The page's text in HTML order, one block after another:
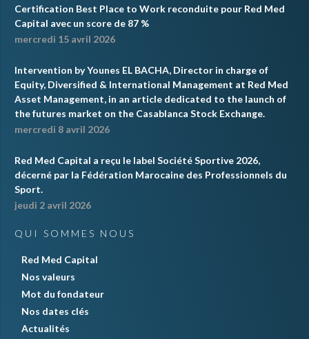
Certification Best Place to Work reconduite pour Red Med
Capital avec un score de 87 %
mercredi 15 avril 2026
Intervention by Younes EL BACHA, Director in charge of
Equity, Diversified & International Management at Red Med
Asset Management, in an article dedicated to the launch of
the futures market on the Casablanca Stock Exchange.
mercredi 8 avril 2026
Red Med Capital a reçu le label Société Sportive 2026,
décerné par la Fédération Marocaine des Professionnels du
Sport.
jeudi 2 avril 2026
QUI SOMMES NOUS
Red Med Capital
Nos valeurs
Mot du fondateur
Nos dates clés
Actualités